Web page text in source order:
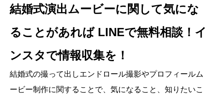
結婚式演出ムービーに関して気にな
ることがあれば LINEで無料相談！イ
ンスタで情報収集を！
結婚式の撮って出しエンドロール撮影やプロフィールム
ービー制作に関することで、気になること、知りたいこ